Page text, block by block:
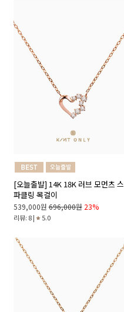
[오늘출발] 14K 18K 러브 모먼츠 스
파클링 목걸이
539,000원 696,000원 23%
리뷰: 8 | 5.0